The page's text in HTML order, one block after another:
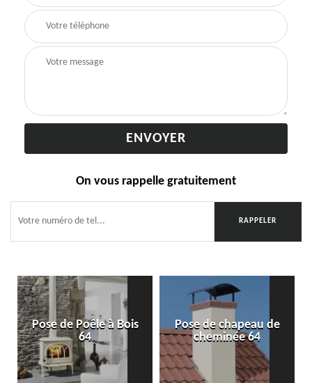
On vous rappelle gratuitement
Pose de Poêle à Bois
64
Pose de chapeau de
cheminée 64